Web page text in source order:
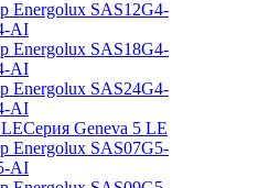
Energolux SAS12G4-
AI
Energolux SAS18G4-
AI
Energolux SAS24G4-
AI
Серия Geneva 5 LE
Energolux SAS07G5-
AI